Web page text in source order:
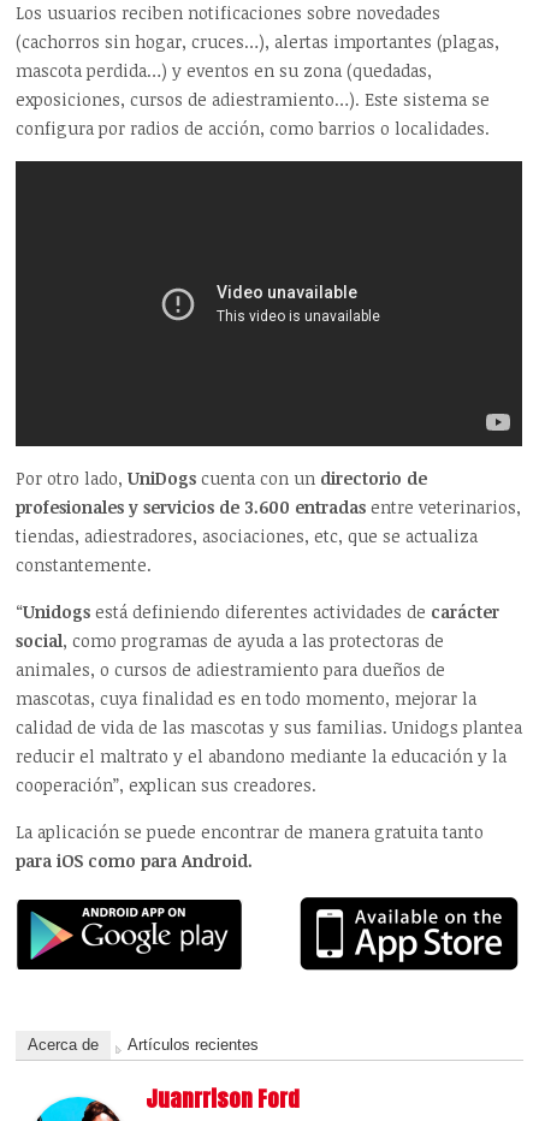
Los usuarios reciben notificaciones sobre novedades
(cachorros sin hogar, cruces…), alertas importantes (plagas,
mascota perdida…) y eventos en su zona (quedadas,
exposiciones, cursos de adiestramiento…). Este sistema se
configura por radios de acción, como barrios o localidades.
Por otro lado,UniDogs cuenta con un directorio de
profesionales y servicios de 3.600 entradas entre veterinarios,
tiendas, adiestradores, asociaciones, etc, que se actualiza
constantemente.
“Unidogs está definiendo diferentes actividades de carácter
social, como programas de ayuda a las protectoras de
animales, o cursos de adiestramiento para dueños de
mascotas, cuya finalidad es en todo momento, mejorar la
calidad de vida de las mascotas y sus familias. Unidogs plantea
reducir el maltrato y el abandono mediante la educación y la
cooperación”, explican sus creadores.
La aplicación se puede encontrar de manera gratuita tanto
para iOS como para Android.
Acerca de Artículos recientes
Juanrrison Ford